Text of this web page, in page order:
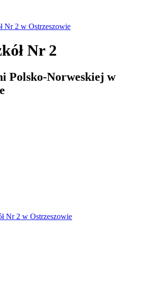
Nr 2
Polsko-Norweskiej w